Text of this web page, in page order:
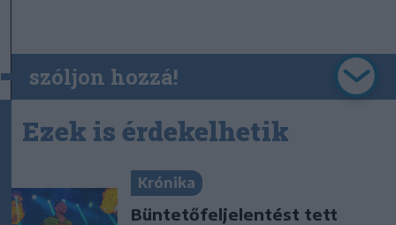
szóljon hozzá!
Ezek is érdekelhetik
Krónika
Büntetőfeljelentést tett